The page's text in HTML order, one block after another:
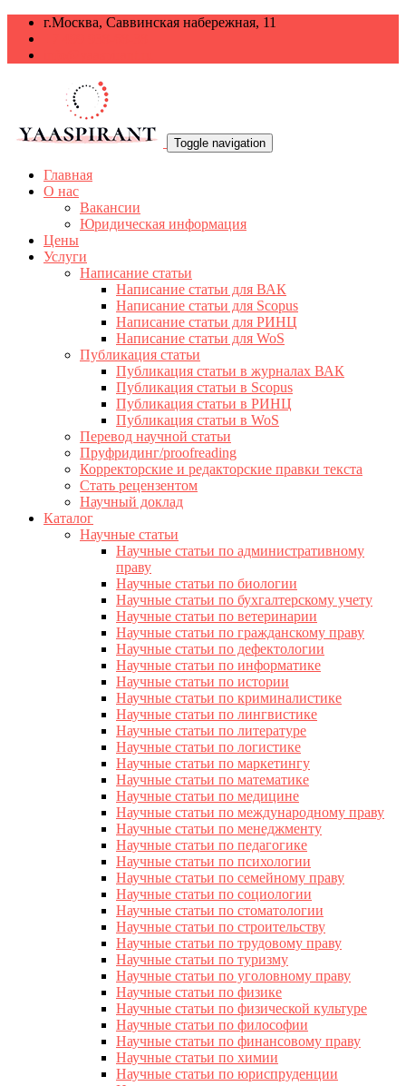
г.Москва, Саввинская набережная, 11
Toggle navigation
Главная
О нас
Вакансии
Юридическая информация
Цены
Услуги
Написание статьи
Написание статьи для ВАК
Написание статьи для Scopus
Написание статьи для РИНЦ
Написание статьи для WoS
Публикация статьи
Публикация статьи в журналах ВАК
Публикация статьи в Scopus
Публикация статьи в РИНЦ
Публикация статьи в WoS
Перевод научной статьи
Пруфридинг/proofreading
Корректорские и редакторские правки текста
Стать рецензентом
Научный доклад
Каталог
Научные статьи
Научные статьи по административному
праву
Научные статьи по биологии
Научные статьи по бухгалтерскому учету
Научные статьи по ветеринарии
Научные статьи по гражданскому праву
Научные статьи по дефектологии
Научные статьи по информатике
Научные статьи по истории
Научные статьи по криминалистике
Научные статьи по лингвистике
Научные статьи по литературе
Научные статьи по логистике
Научные статьи по маркетингу
Научные статьи по математике
Научные статьи по медицине
Научные статьи по международному праву
Научные статьи по менеджменту
Научные статьи по педагогике
Научные статьи по психологии
Научные статьи по семейному праву
Научные статьи по социологии
Научные статьи по стоматологии
Научные статьи по строительству
Научные статьи по трудовому праву
Научные статьи по туризму
Научные статьи по уголовному праву
Научные статьи по физике
Научные статьи по физической культуре
Научные статьи по философии
Научные статьи по финансовому праву
Научные статьи по химии
Научные статьи по юриспруденции